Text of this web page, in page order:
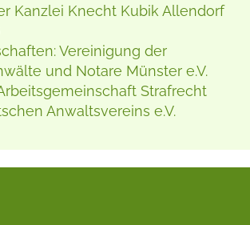
Kanzlei Knecht Kubik Allendorf
Vereinigung der
und Notare Münster e.V.
Strafrecht
Anwaltsvereins e.V.